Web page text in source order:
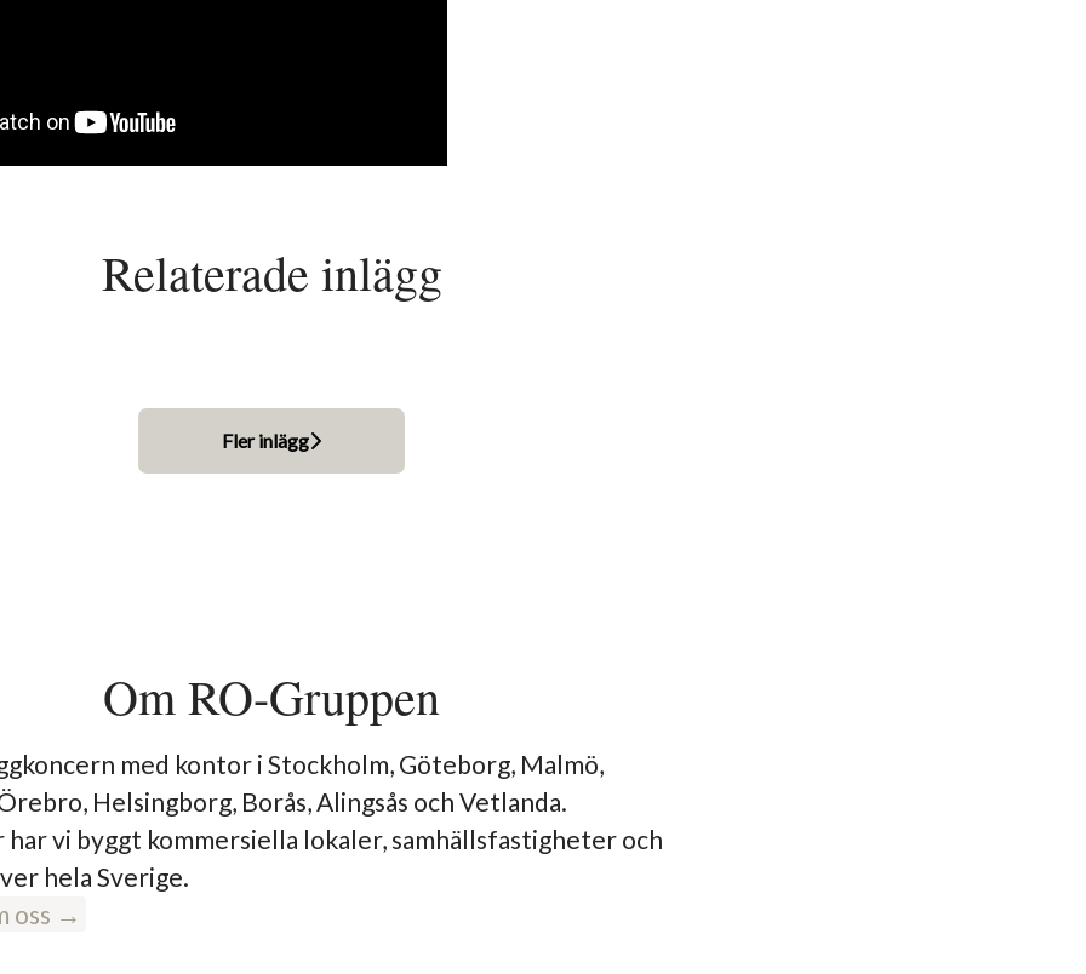
Relaterade inlägg
Sveriges bästa arbetsplatser 2018 - igen!
Fler inlägg
Om RO-Gruppen
med kontor i Stockholm, Göteborg, Malmö,
Helsingborg, Borås, Alingsås och Vetlanda.
har vi byggt kommersiella lokaler, samhällsfastigheter och
hela Sverige.
oss →